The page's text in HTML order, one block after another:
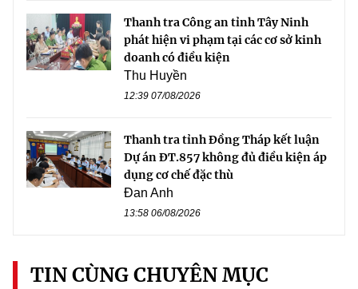
Thanh tra Công an tỉnh Tây Ninh
phát hiện vi phạm tại các cơ sở kinh
doanh có điều kiện
Thu Huyền
12:39 07/08/2026
Thanh tra tỉnh Đồng Tháp kết luận
Dự án ĐT.857 không đủ điều kiện áp
dụng cơ chế đặc thù
Đan Anh
13:58 06/08/2026
TIN CÙNG CHUYÊN MỤC